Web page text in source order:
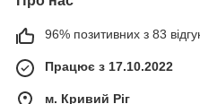
96% позитивних з 83
Працює з 17.10.2022
м. Кривий Ріг